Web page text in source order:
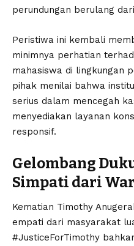
perundungan berulang
Peristiwa ini kembali
minimnya perhatian
mahasiswa di lingkungan
pihak menilai bahwa
serius dalam mencegah
menyediakan layanan
responsif.
Gelombang
Simpati dari
Kematian Timothy
empati dari masyarakat
#JusticeForTimothy